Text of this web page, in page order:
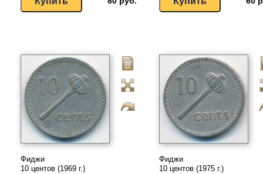
Фиджи
10 центов (1969 г.)
Фиджи
10 центов (1975 г.)